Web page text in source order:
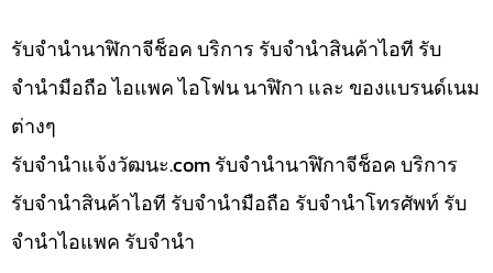
รับจำนำนาฬิกาจีช็อค บริการ รับจำนำสินค้าไอที รับ
จำนำมือถือ ไอแพค ไอโฟน นาฬิกา และ ของแบรนด์เนม
ต่างๆ
รับจํานําแจ้งวัฒนะ.com รับจำนำนาฬิกาจีช็อค บริการ
รับจำนำสินค้าไอที รับจำนำมือถือ รับจำนำโทรศัพท์ รับ
จำนำไอแพค รับจำนำ